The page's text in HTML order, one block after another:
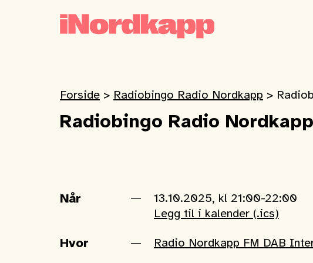
Forside > Radiobingo Radio Nordkapp >
Radiobingo Radio Nordkapp
Når
13.10.2025, kl 21:00-22:00
Legg til i kalender (.ics)
Hvor Radio Nordkapp FM DAB